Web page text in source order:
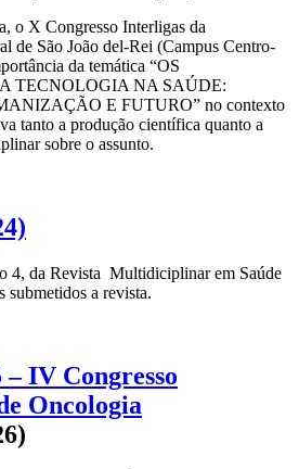
o X Congresso Interligas da
de São João del-Rei (Campus Centro-
da temática “OS
TECNOLOGIA NA SAÚDE:
E FUTURO” no contexto
tanto a produção científica quanto a
sobre o assunto.
4, da Revista Multidiciplinar em Saúde
submetidos a revista.
IV Congresso
Oncologia